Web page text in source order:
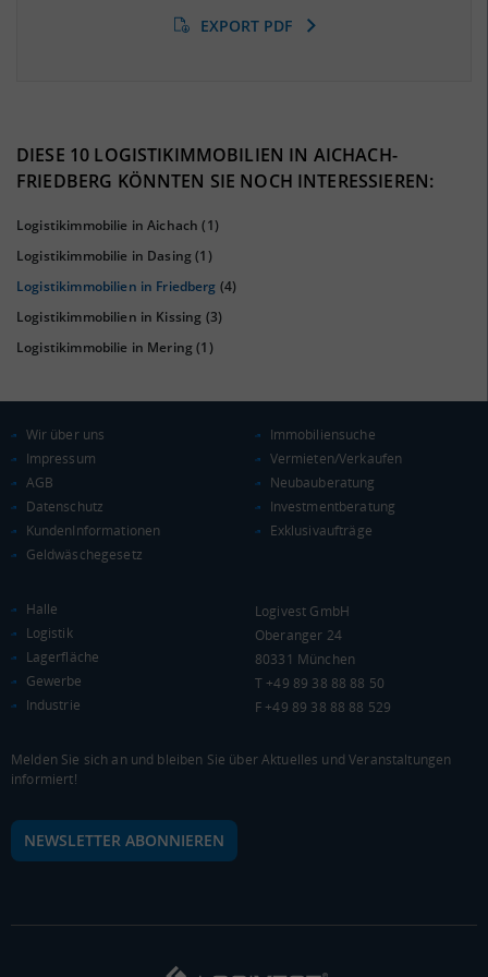
42%
Euro pro Kopf
(Landkreis / Kreisfreie Stadt)
Kaufkraftindex
KAUFKRAFT - EURO PRO KOPF
Landkreis / Kreisfreie Stadt
Bundesland
Deutschland
WIRTSCHAFTSKRAFT
(LANDKREIS / KREISFREIE STADT)
EXPORT PDF
DIESE 10 LOGISTIKIMMOBILIEN IN AICHACH-
FRIEDBERG KÖNNTEN SIE NOCH INTERESSIEREN:
Logistikimmobilie in Aichach (1)
Logistikimmobilie in Dasing(1)
Logistikimmobilien in Friedberg (4)
Logistikimmobilien in Kissing (3)
Logistikimmobilie in Mering(1)
Wir über uns
Impressum
AGB
Datenschutz
KundenInformationen
Geldwäschegesetz
Immobiliensuche
Vermieten/Verkaufen
Neubauberatung
Investmentberatung
Exklusivaufträge
Halle
Logistik
Lagerfläche
Gewerbe
Industrie
Logivest GmbH
Oberanger 24
80331 München
T +49 89 38 88 88 50
F +49 89 38 88 88 529
Melden Sie sich an und bleiben Sie über Aktuelles und Veranstaltungen
informiert!
NEWSLETTER ABONNIEREN